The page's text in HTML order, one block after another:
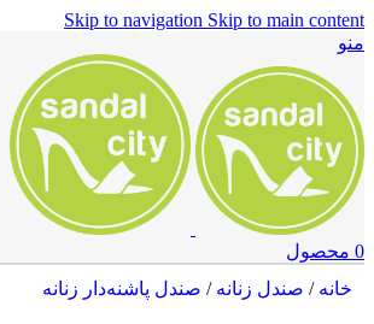
Skip to navigation Skip to main content
منو
0 محصول
خانه/ صندل زنانه/ صندل پاشنه‌دار زنانه